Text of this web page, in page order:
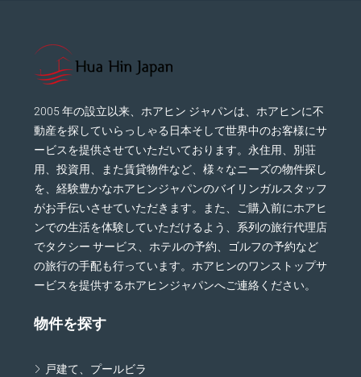
2005 年の設立以来、ホアヒン ジャパンは、ホアヒンに不
動産を探していらっしゃる日本そして世界中のお客様にサ
ービスを提供させていただいております。永住用、別荘
用、投資用、また賃貸物件など、様々なニーズの物件探し
を、経験豊かなホアヒンジャパンのバイリンガルスタッフ
がお手伝いさせていただきます。また、ご購入前にホアヒ
ンでの生活を体験していただけるよう、系列の旅行代理店
でタクシー サービス、ホテルの予約、ゴルフの予約など
の旅行の手配も行っています。ホアヒンのワンストップサ
ービスを提供するホアヒンジャパンへご連絡ください。
物件を探す
戸建て、プールビラ